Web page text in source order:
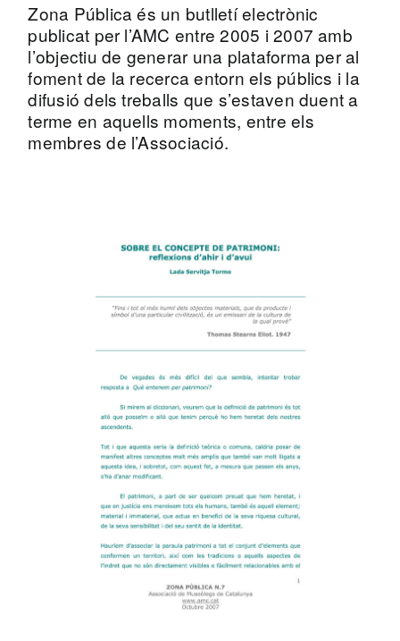
Zona Pública és un butlletí electrònic
publicat per l’AMC entre 2005 i 2007 amb
l’objectiu de generar una plataforma per al
foment de la recerca entorn els públics i la
difusió dels treballs que s’estaven duent a
terme en aquells moments, entre els
membres de l’Associació.